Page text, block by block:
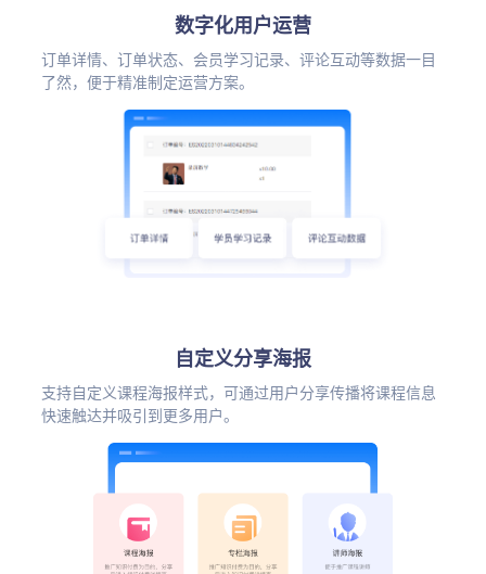
数字化用户运营
订单详情、订单状态、会员学习记录、评论互动等数据一目
了然，便于精准制定运营方案。
自定义分享海报
支持自定义课程海报样式，可通过用户分享传播将课程信息
快速触达并吸引到更多用户。